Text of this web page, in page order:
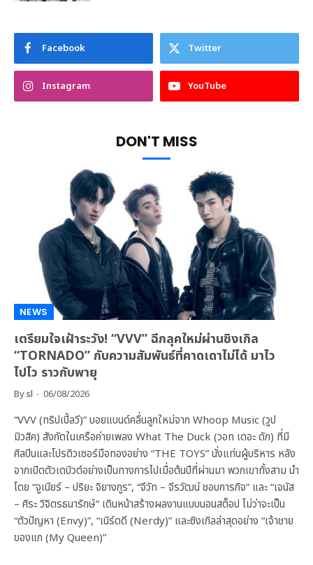
Facebook Twitter
Instagram YouTube
DON'T MISS
NEWS
เตรียมใจเฝ้าระวัง! “VVV” ฉีกลุคใหม่ผ่านซิงเกิล
“TORNADO” กับความสัมพันธ์ที่คาดเดาไม่ได้ มาไว
ไปไว ราวกับพายุ
Bysl 06/08/2026
“VVV (ทริปเปิ้ลวี)” บอยแบนด์คลื่นลูกใหม่จาก Whoop Music (วูป
มิวสิค) สังกัดในเครือค่ายเพลง What The Duck (วอท เดอะ ดัก) ที่มี
ศิลปินและโปรดิวเซอร์มือทองอย่าง “THE TOYS” นั่งแท่นผู้บริหาร หลัง
จากเปิดตัวเดบิวต์อย่างเป็นทางการไปเมื่อต้นปีที่ผ่านมา พวกเขาทั้งสาม นำ
โดย “จูเนียร์ – ปริยะ จิยางกูร”, “จีวัท – จีรวัฒน์ ชอบการกิจ” และ “เจนัส
– ศิระ วิจิตรธนารักษ์” เดินหน้าสร้างผลงานแบบนอนสต็อป ไม่ว่าจะเป็น
“ตัวปัญหา (Envy)”, “เนิร์ดดี (Nerdy)” และซิงเกิลล่าสุดอย่าง “เจ้าชาย
ของแก (My Queen)”